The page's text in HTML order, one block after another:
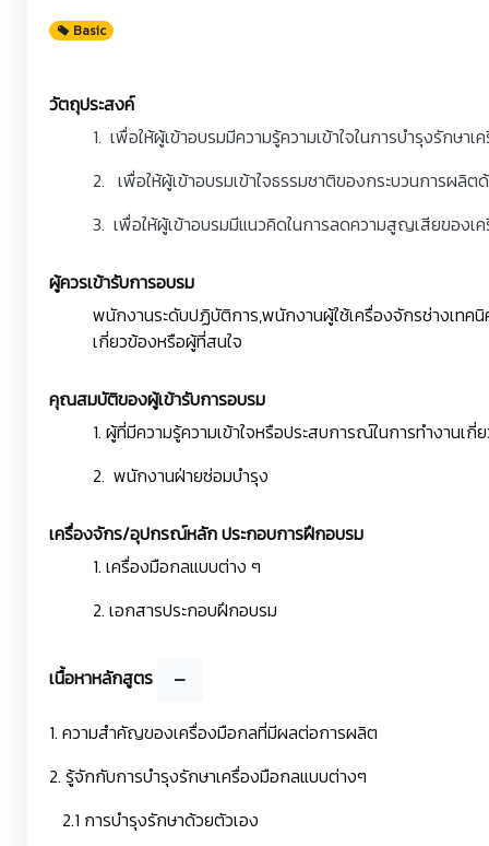
Basic
วัตถุประสงค์
1. เพื่อให้ผู้เข้าอบรมมีความรู้ความเข้าใจในการบำรุงรักษา
2. เพื่อให้ผู้เข้าอบรมเข้าใจธรรมชาติของกระบวนการผลิต
3. เพื่อให้ผู้เข้าอบรมมีแนวคิดในการลดความสูญเสียของเ
ผู้ควรเข้ารับการอบรม
พนักงานระดับปฏิบัติการ,พนักงานผู้ใช้เครื่องจักรช่างเทค
เกี่ยวข้องหรือผู้ที่สนใจ
คุณสมบัติของผู้เข้ารับการอบรม
1. ผู้ที่มีความรู้ความเข้าใจหรือประสบการณ์ในการทำงานเ
2. พนักงานฝ่ายซ่อมบำรุง
เครื่องจักร/อุปกรณ์หลัก ประกอบการฝึกอบรม
1. เครื่องมือกลแบบต่าง ๆ
2. เอกสารประกอบฝึกอบรม
เนื้อหาหลักสูตร
1. ความสำคัญของเครื่องมือกลที่มีผลต่อการผลิต
2. รู้จักกับการบำรุงรักษาเครื่องมือกลแบบต่างๆ
2.1 การบำรุงรักษาด้วยตัวเอง